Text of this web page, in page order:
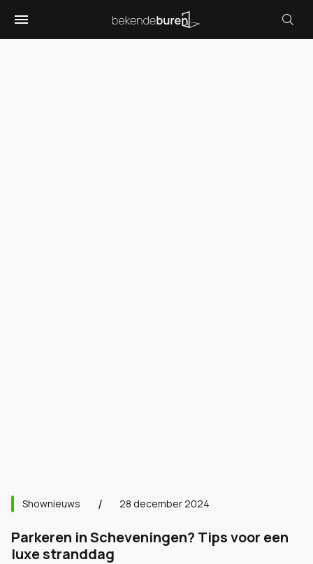
Shownieuws 28 december 2024
Parkeren in Scheveningen? Tips voor een
luxe stranddag